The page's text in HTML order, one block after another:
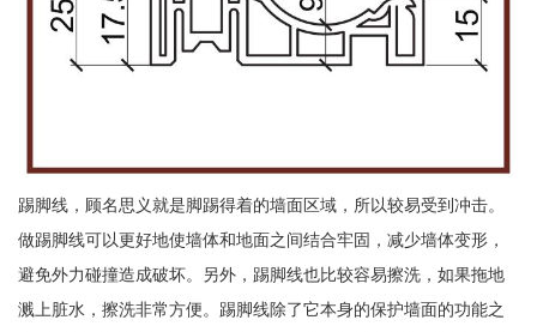
踢脚线，顾名思义就是脚踢得着的墙面区域，所以较易受到冲击。
做踢脚线可以更好地使墙体和地面之间结合牢固，减少墙体变形，
避免外力碰撞造成破坏。另外，踢脚线也比较容易擦洗，如果拖地
溅上脏水，擦洗非常方便。踢脚线除了它本身的保护墙面的功能之